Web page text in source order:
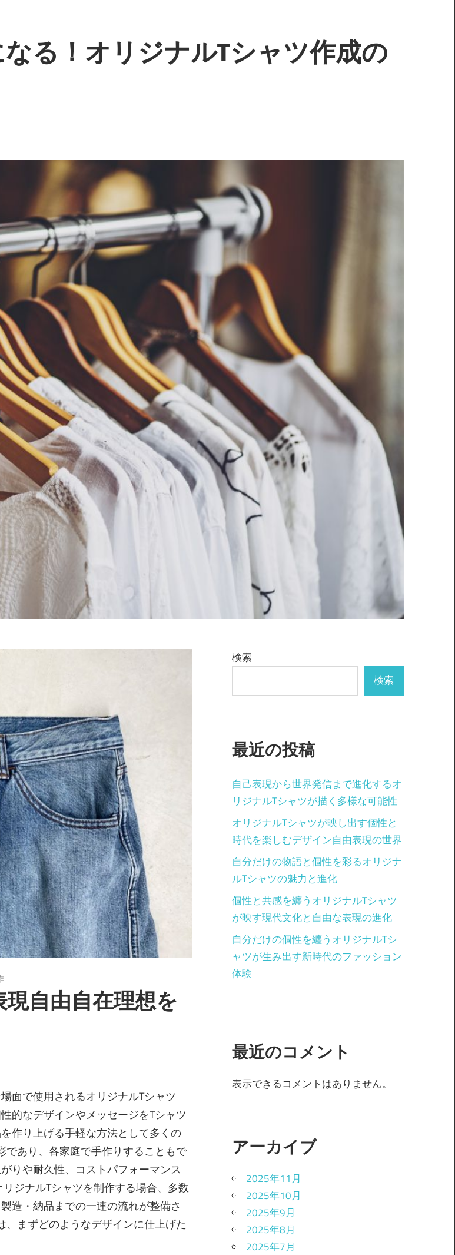
る！オリジナルTシャツ作成の
自由自在理想を
面で使用されるオリジナルTシャツ
的なデザインやメッセージをTシャツ
作り上げる手軽な方法として多くの
あり、各家庭で手作りすることもで
りや耐久性、コストパフォーマンス
ジナルTシャツを制作する場合、多数
造・納品までの一連の流れが整備さ
まずどのようなデザインに仕上げた
検索
検索
最近の投稿
自己表現から世界発信まで進化するオ
リジナルTシャツが描く多様な可能性
オリジナルTシャツが映し出す個性と
時代を楽しむデザイン自由表現の世界
自分だけの物語と個性を彩るオリジナ
ルTシャツの魅力と進化
個性と共感を纏うオリジナルTシャツ
が映す現代文化と自由な表現の進化
自分だけの個性を纏うオリジナルTシ
ャツが生み出す新時代のファッション
体験
最近のコメント
表示できるコメントはありません。
アーカイブ
2025年11月
2025年10月
2025年9月
2025年8月
2025年7月